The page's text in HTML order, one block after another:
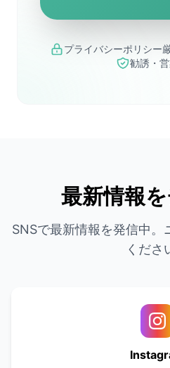
プライバシーポリシー
勧誘・
最新情報
SNSで最新情報を発信中
くださ